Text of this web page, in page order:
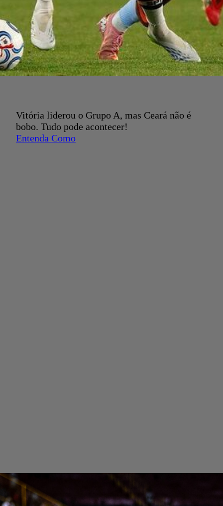
Vitória liderou o Grupo A, mas Ceará não é
bobo. Tudo pode acontecer!
Entenda Como